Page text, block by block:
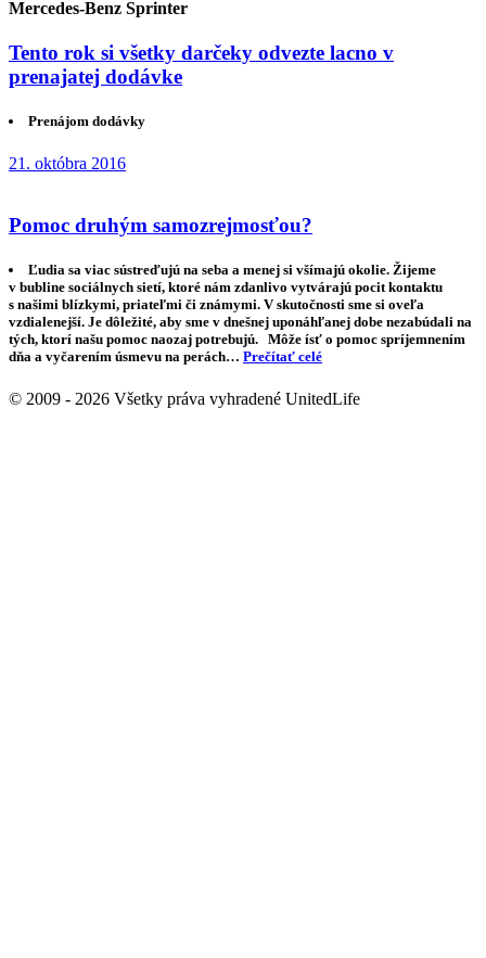
Mercedes-Benz Sprinter
Tento rok si všetky darčeky odvezte lacno v
prenajatej dodávke
Prenájom dodávky
21. októbra 2016
Pomoc druhým samozrejmosťou?
Ľudia sa viac sústreďujú na seba a menej si všímajú okolie. Žijeme
v bubline sociálnych sietí, ktoré nám zdanlivo vytvárajú pocit kontaktu
s našimi blízkymi, priateľmi či známymi. V skutočnosti sme si oveľa
vzdialenejší. Je dôležité, aby sme v dnešnej uponáhľanej dobe nezabúdali na
tých, ktorí našu pomoc naozaj potrebujú. Môže ísť o pomoc spríjemnením
dňa a vyčarením úsmevu na perách… Prečítať celé
© 2009 - 2026 Všetky práva vyhradené UnitedLife